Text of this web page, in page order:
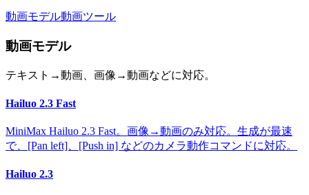
動画モデル動画ツール
動画モデル
テキスト→動画、画像→動画などに対応。
Hailuo 2.3 Fast
MiniMax Hailuo 2.3 Fast。画像→動画のみ対応。生成が最速
で、[Pan left]、[Push in] などのカメラ動作コマンドに対応。
Hailuo 2.3